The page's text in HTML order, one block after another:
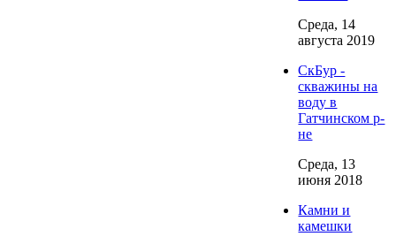
Среда, 14
августа 2019
СкБур -
скважины на
воду в
Гатчинском р-
не
Среда, 13
июня 2018
Камни и
камешки